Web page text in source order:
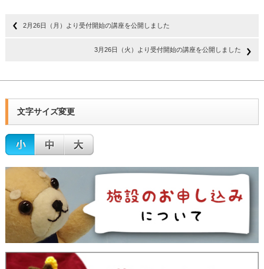
2月26日（月）より受付開始の講座を公開しました
3月26日（火）より受付開始の講座を公開しました
文字サイズ変更